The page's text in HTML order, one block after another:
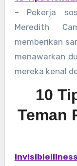
– Pekerja
Meredith
memberikan
menawarkan
mereka kenal
10
Teman